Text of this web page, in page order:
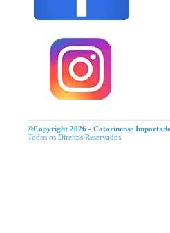
©Copyright 2026 - Catarinense
Todos os